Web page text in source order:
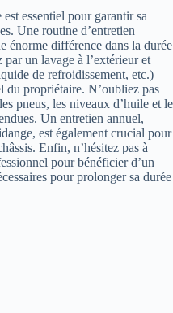
essentiel pour garantir sa
Une routine d’entretien
énorme différence dans la durée
un lavage à l’extérieur et
de refroidissement, etc.)
du propriétaire. N’oubliez pas
pneus, les niveaux d’huile et le
Un entretien annuel,
est également crucial pour
Enfin, n’hésitez pas à
pour bénéficier d’un
pour prolonger sa durée